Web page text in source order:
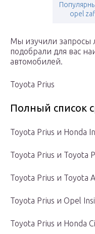
opel
Мы изучили запросы
подобрали для вас
автомобилей.
Toyota Prius
Полный список
Toyota Prius и Honda
Toyota Prius и Toyota
Toyota Prius и Toyota
Toyota Prius и Opel
Toyota Prius и Honda